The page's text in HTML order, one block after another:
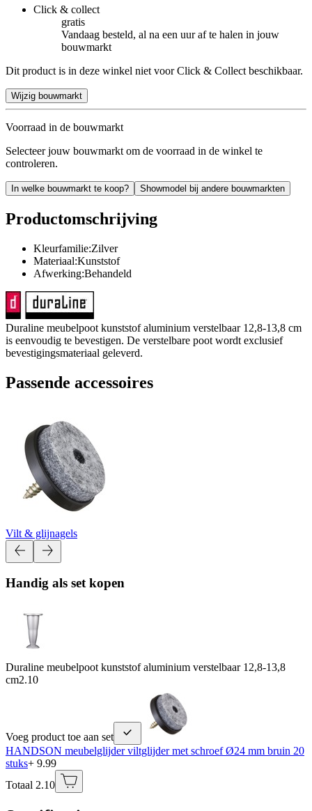
Click & collect
gratis
Vandaag besteld, al na een uur af te halen in jouw
bouwmarkt
Dit product is in deze winkel niet voor Click & Collect beschikbaar.
Wijzig bouwmarkt
Voorraad in de bouwmarkt
Selecteer jouw bouwmarkt om de voorraad in de winkel te
controleren.
In welke bouwmarkt te koop? Showmodel bij andere bouwmarkten
Productomschrijving
Kleurfamilie:Zilver
Materiaal:Kunststof
Afwerking:Behandeld
Duraline meubelpoot kunststof aluminium verstelbaar 12,8-13,8 cm
is eenvoudig te bevestigen. De verstelbare poot wordt exclusief
bevestigingsmateriaal geleverd.
Passende accessoires
Vilt & glijnagels
Handig als set kopen
Duraline meubelpoot kunststof aluminium verstelbaar 12,8-13,8
cm2.10
Voeg product toe aan set
HANDSON meubelglijder viltglijder met schroef Ø24 mm bruin 20
stuks+ 9.99
Totaal 2.10